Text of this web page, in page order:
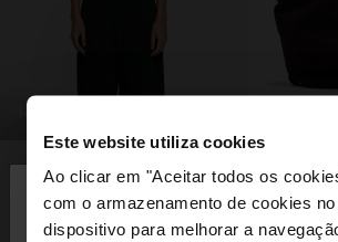
Este website utiliza cookies
Ao clicar em "Aceitar todos os
com o armazenamento de cookies
dispositivo para melhorar a